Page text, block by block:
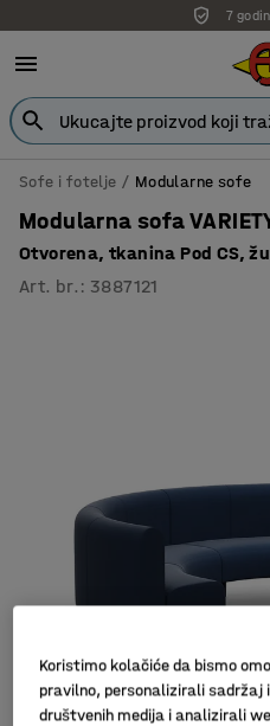
7
Sofe i fotelje Modularne sofe
Modularna sofa
Otvorena, tkanina Pod CS,
Art. br. : 3887121
Koristimo kolačiće da bismo
pravilno, personalizirali sadržaj
društvenih medija i analizirali